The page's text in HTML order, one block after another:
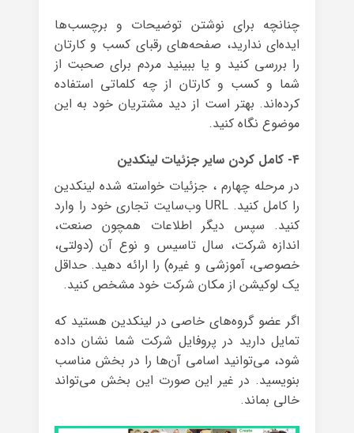
چنانچه برای نوشتن توضیحات و برچسب‌ها
ایده‌ای ندارید، صفحه‌های رقبای کسب و کارتان
را بررسی کنید و یا ببینید مردم برای صحبت از
شما و کسب و کارتان از چه کلماتی استفاده
کرده‌اند. بهتر است از دید مشتریان خود به این
موضوع نگاه کنید.
۴- کامل کردن سایر جزئیات لینکدین
در مرحله چهارم ، جزئیات خواسته شده لینکدین
را کامل کنید. URL وب‌سایت تجاری خود را وارد
کنید. سپس دیگر اطلاعات همچون صنعت،
اندازه شرکت، سال تاسیس و نوع آن (دولتی،
خصوصی، آموزشی و غیره) را ارائه دهید. حداقل
یک لوکیشن از مکان شرکت خود مشخص کنید.
اگر عضو گروه‌های خاصی در لینکدین هستید که
تمایل دارید در پروفایل شرکت شما نشان داده
شود، می‌توانید اسامی آن‌ها را در بخش مناسب
بنویسید. در غیر این صورت این بخش می‌تواند
خالی بماند.